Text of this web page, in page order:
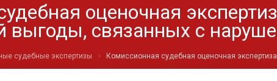
оценочная
выгоды, связанных с
судебные экспертизы Комиссионная судебная оценочная